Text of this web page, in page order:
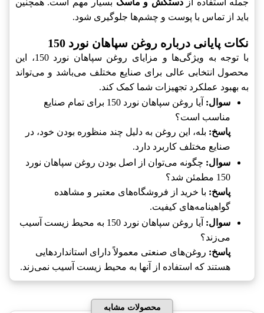
جمله استفاده ازدستکش و ماسک بسیار مهم است. همچنین
باید از تماس با پوست و چشم‌ها جلوگیری شود.
نکات پایانی درباره روغن سپاهان نورد 150
با توجه به ویژگی‌ها و مزایای روغن سپاهان نورد 150، این
محصول انتخابی عالی برای صنایع مختلف می‌باشد و می‌تواند
به بهبود عملکرد تجهیزات شما کمک کند.
سوال:
آیا روغن سپاهان نورد 150 برای تمام صنایع
مناسب است؟
پاسخ: بله، این روغن به دلیل چند منظوره بودن خود، در
صنایع مختلف کاربرد دارد.
سوال: چگونه می‌توان از اصل بودن روغن سپاهان نورد
150 مطمئن شد؟
پاسخ: با خرید از فروشگاه‌های معتبر و مشاهده
گواهینامه‌های کیفیت.
سوال:
آیا روغن سپاهان نورد 150 به محیط زیست آسیب
می‌زند؟
پاسخ: روغن‌های صنعتی معمولاً دارای استانداردهایی
هستند که استفاده از آنها به محیط زیست آسیب نمی‌زند.
محصولات مشابه